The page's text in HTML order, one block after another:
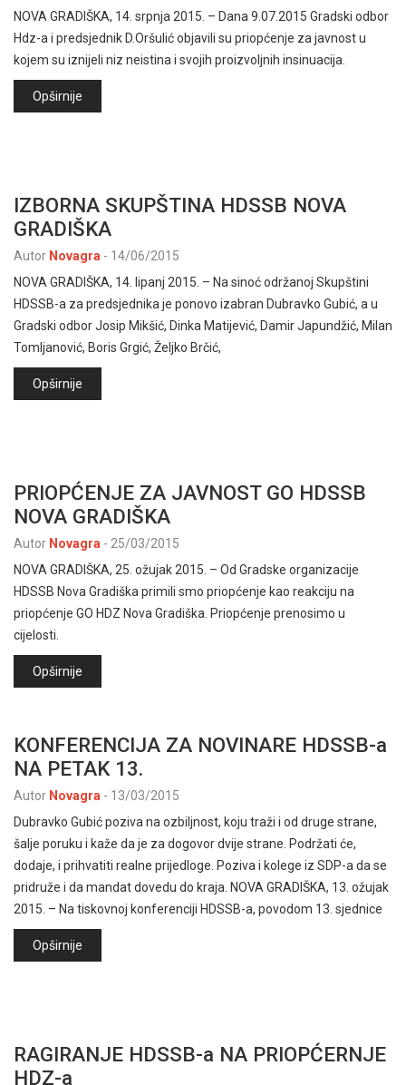
NOVA GRADIŠKA, 14. srpnja 2015. – Dana 9.07.2015 Gradski odbor
Hdz-a i predsjednik D.Oršulić objavili su priopćenje za javnost u
kojem su iznijeli niz neistina i svojih proizvoljnih insinuacija.
Opširnije
IZBORNA SKUPŠTINA HDSSB NOVA
GRADIŠKA
Autor Novagra - 14/06/2015
NOVA GRADIŠKA, 14. lipanj 2015. – Na sinoć održanoj Skupštini
HDSSB-a za predsjednika je ponovo izabran Dubravko Gubić, a u
Gradski odbor Josip Mikšić, Dinka Matijević, Damir Japundžić, Milan
Tomljanović, Boris Grgić, Željko Brčić,
Opširnije
PRIOPĆENJE ZA JAVNOST GO HDSSB
NOVA GRADIŠKA
Autor Novagra - 25/03/2015
NOVA GRADIŠKA, 25. ožujak 2015. – Od Gradske organizacije
HDSSB Nova Gradiška primili smo priopćenje kao reakciju na
priopćenje GO HDZ Nova Gradiška. Priopćenje prenosimo u
cijelosti.
Opširnije
KONFERENCIJA ZA NOVINARE HDSSB-a
NA PETAK 13.
Autor Novagra - 13/03/2015
Dubravko Gubić poziva na ozbiljnost, koju traži i od druge strane,
šalje poruku i kaže da je za dogovor dvije strane. Podržati će,
dodaje, i prihvatiti realne prijedloge. Poziva i kolege iz SDP-a da se
pridruže i da mandat dovedu do kraja. NOVA GRADIŠKA, 13. ožujak
2015. – Na tiskovnoj konferenciji HDSSB-a, povodom 13. sjednice
Opširnije
RAGIRANJE HDSSB-a NA PRIOPĆERNJE
HDZ-a